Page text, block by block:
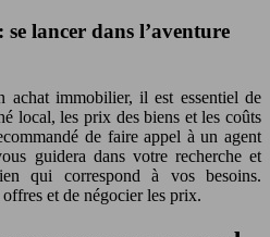
lancer dans l’aventure
achat immobilier, il est essentiel de
local, les prix des biens et les coûts
de faire appel à un agent
guidera dans votre recherche et
qui correspond à vos besoins.
et de négocier les prix.